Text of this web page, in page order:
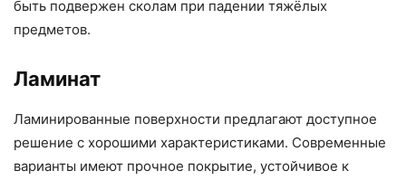
быть подвержен сколам при падении тяжёлых
предметов.
Ламинат
Ламинированные поверхности предлагают доступное
решение с хорошими характеристиками. Современные
варианты имеют прочное покрытие, устойчивое к